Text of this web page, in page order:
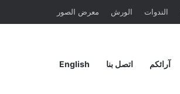
الندوات الورش معرض الصور
آرائكم اتصل بنا English